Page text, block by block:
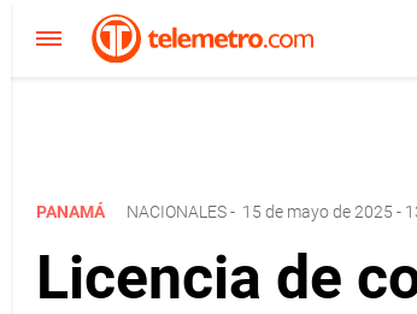
PANAMÁ NACIONALES- 15 de mayo de 2025 -
Licencia de